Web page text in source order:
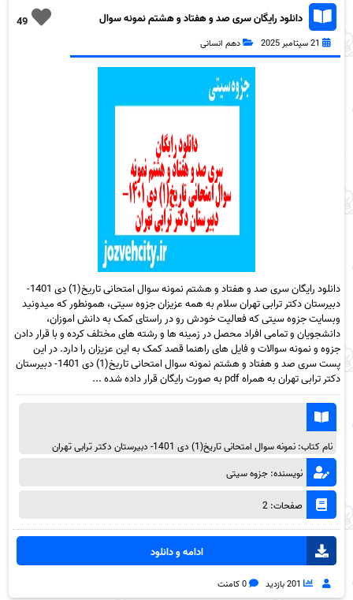
49
دانلود رایگان سری صد و هفتاد و هشتم نمونه سوال
تاریخ دهم انسانی به همراه pdf
21 سپتامبر 2025 دهم انسانی
دانلود رایگان سری صد و هفتاد و هشتم نمونه سوال امتحانی تاریخ(1) دی 1401-
دبیرستان دکتر ترابی تهران سلام به همه عزیزان جزوه سیتی، همونطور که میدونید
وبسایت جزوه سیتی که فعالیت خودش رو در راستای کمک به دانش اموزان،
دانشجویان و تمامی افراد محصل در زمینه ها و رشته های مختلف کرده و با قرار دادن
جزوه و نمونه سوالات و فایل های راهنما قصد کمک به این عزیزان را دارد. در این
پست سری صد و هفتاد و هشتم نمونه سوال امتحانی تاریخ(1) دی 1401- دبیرستان
دکتر ترابی تهران به همراه pdf به صورت رایگان قرار داده شده ...
نام کتاب: نمونه سوال امتحانی تاریخ(1) دی 1401- دبیرستان دکتر ترابی تهران
نویسنده: جزوه سیتی
صفحات: 2
ادامه و دانلود
201 بازدید 0 کامنت